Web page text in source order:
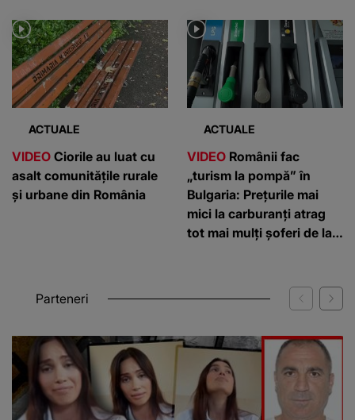
ACTUALE
VIDEO Ciorile au luat cu
asalt comunitățile rurale
și urbane din România
ACTUALE
VIDEO Românii fac
„turism la pompă” în
Bulgaria: Prețurile mai
mici la carburanți atrag
tot mai mulți șoferi de la
Parteneri